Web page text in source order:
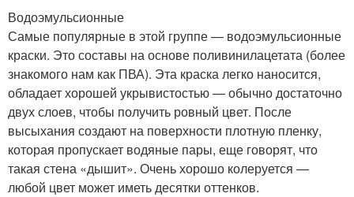
Водоэмульсионные
Самые популярные в этой группе — водоэмульсионные
краски. Это составы на основе поливинилацетата (более
знакомого нам как ПВА). Эта краска легко наносится,
обладает хорошей укрывистостью — обычно достаточно
двух слоев, чтобы получить ровный цвет. После
высыхания создают на поверхности плотную пленку,
которая пропускает водяные пары, еще говорят, что
такая стена «дышит». Очень хорошо колеруется —
любой цвет может иметь десятки оттенков.